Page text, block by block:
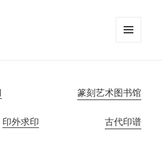
篆刻艺术图书馆
印外求印 古代印谱